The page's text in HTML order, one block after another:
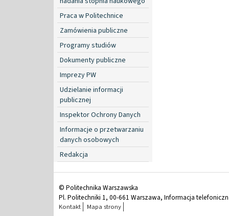
Praca w Politechnice
Zamówienia publiczne
Programy studiów
Dokumenty publiczne
Imprezy PW
Udzielanie informacji
publicznej
Inspektor Ochrony Danych
Informacje o przetwarzaniu
danych osobowych
Redakcja
© Politechnika Warszawska
Pl. Politechniki 1, 00-661 Warszawa, Informacja
Kontakt Mapa strony